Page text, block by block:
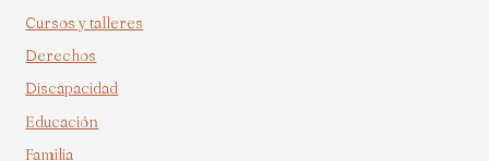
Cursos y talleres
Derechos
Discapacidad
Educación
Familia